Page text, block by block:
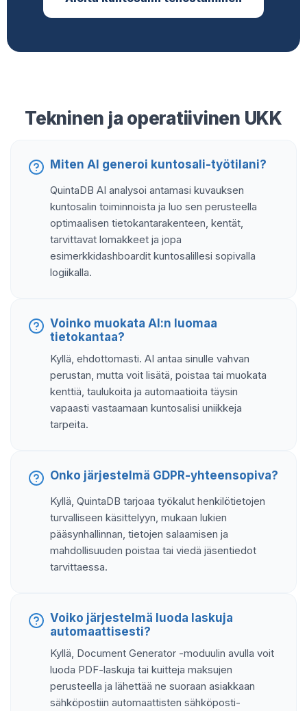
Tekninen ja operatiivinen UKK
Miten AI generoi kuntosali-työtilani?
QuintaDB AI analysoi antamasi kuvauksen
kuntosalin toiminnoista ja luo sen perusteella
optimaalisen tietokantarakenteen, kentät,
tarvittavat lomakkeet ja jopa
esimerkkidashboardit kuntosalillesi sopivalla
logiikalla.
Voinko muokata AI:n luomaa
tietokantaa?
Kyllä, ehdottomasti. AI antaa sinulle vahvan
perustan, mutta voit lisätä, poistaa tai muokata
kenttiä, taulukoita ja automaatioita täysin
vapaasti vastaamaan kuntosalisi uniikkeja
tarpeita.
Onko järjestelmä GDPR-yhteensopiva?
Kyllä, QuintaDB tarjoaa työkalut henkilötietojen
turvalliseen käsittelyyn, mukaan lukien
pääsynhallinnan, tietojen salaamisen ja
mahdollisuuden poistaa tai viedä jäsentiedot
tarvittaessa.
Voiko järjestelmä luoda laskuja
automaattisesti?
Kyllä, Document Generator -moduulin avulla voit
luoda PDF-laskuja tai kuitteja maksujen
perusteella ja lähettää ne suoraan asiakkaan
sähköpostiin automaattisten sähköposti-